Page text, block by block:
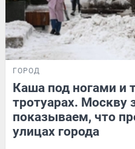
ГОРОД
Каша под ногами и
тротуарах. Москву
показываем, что
улицах города